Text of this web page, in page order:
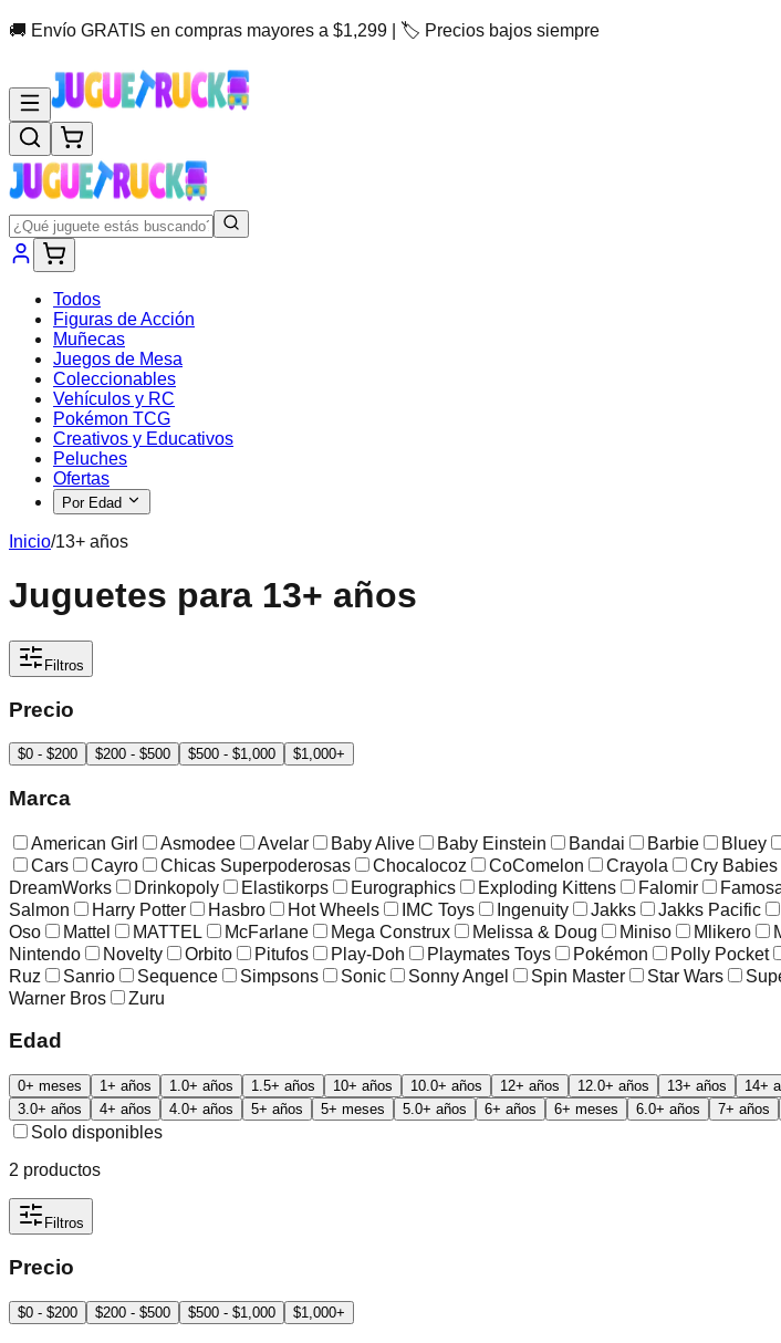
🚚 Envío GRATIS en compras mayores a $1,299 | 🏷️ Precios bajos siempre
Todos
Figuras de Acción
Muñecas
Juegos de Mesa
Coleccionables
Vehículos y RC
Pokémon TCG
Creativos y Educativos
Peluches
Ofertas
Por Edad
Inicio/13+ años
Juguetes para 13+ años
Filtros
Precio
$0 - $200 $200 - $500 $500 - $1,000 $1,000+
Marca
American Girl Asmodee Avelar Baby Alive Baby Einstein Bandai Barbie Bluey
Cars
Cayro Chicas Superpoderosas Chocalocoz CoComelon Crayola Cry Babies
DreamWorks
Drinkopoly Elastikorps Eurographics Exploding Kittens Falomir
Salmon
Harry Potter Hasbro Hot Wheels IMC Toys Ingenuity Jakks Jakks Pacific
Oso
Mattel MATTEL McFarlane Mega Construx Melissa & Doug Miniso Mlikero
Nintendo
Novelty Orbito Pitufos Play-Doh Playmates Toys Pokémon Polly Pocket
Ruz
Sanrio Sequence Simpsons Sonic Sonny Angel Spin Master Star Wars
Warner Bros
Zuru
Edad
0+ meses 1+ años 1.0+ años 1.5+ años 10+ años 10.0+ años 12+ años 12.0+ años 13+ años 14+
3.0+ años
4+ años 4.0+ años 5+ años 5+ meses 5.0+ años 6+ años 6+ meses 6.0+ años 7+ años
Solo disponibles
2 productos
Filtros
Precio
$0 - $200 $200 - $500 $500 - $1,000 $1,000+